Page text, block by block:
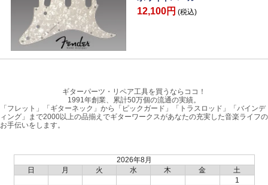
12,100円 (税込)
ギターパーツ・リペア工具を買うならココ！
1991年創業、累計50万個の流通の実績。
「フレット」「ギターネック」から「ピックガード」「トラスロッド」「バインデ
ィング」まで2000以上の品揃えでギターワークスがあなたの充実した音楽ライフの
お手伝いをします。
2026年8月
日
月 火 水 木 金
土
1